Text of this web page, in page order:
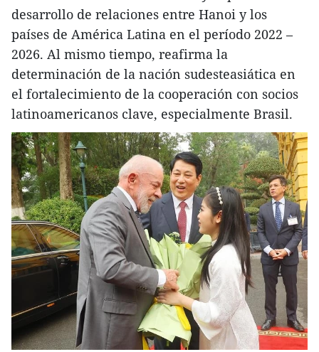
desarrollo de relaciones entre Hanoi y los
países de América Latina en el período 2022 –
2026. Al mismo tiempo, reafirma la
determinación de la nación sudesteasiática en
el fortalecimiento de la cooperación con socios
latinoamericanos clave, especialmente Brasil.